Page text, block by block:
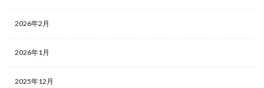
2026年2月
2026年1月
2025年12月